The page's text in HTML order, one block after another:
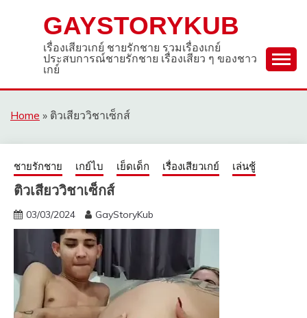
GAYSTORYKUB
เรื่องเสียวเกย์ ชายรักชาย รวมเรื่องเกย์
ประสบการณ์ชายรักชาย เรื่องเสียว ๆ ของชาว
เกย์
Home » ติวเสียววิชาเซ็กส์
ชายรักชาย เกย์ไบ เย็ดเด็ก เรื่องเสียวเกย์ เล่นชู้
ติวเสียววิชาเซ็กส์
03/03/2024 GayStoryKub